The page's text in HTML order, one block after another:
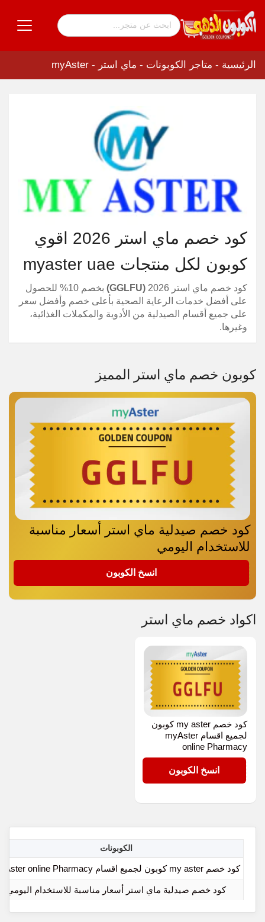
الرئيسية - متاجر الكوبونات - ماي استر - myAster
كود خصم ماي استر 2026 اقوي
كوبون لكل منتجات myaster uae
كود خصم ماي استر 2026 (GGLFU)
بخصم 10% للحصول
على أفضل خدمات الرعاية الصحية بأعلى خصم وأفضل سعر
على جميع أقسام الصيدلية من الأدوية والمكملات الغذائية،
وغيرها.
كوبون خصم ماي استر المميز
كود خصم صيدلية ماي استر أسعار مناسبة
للاستخدام اليومي
انسخ الكوبون
اكواد خصم ماي استر
كود خصم my aster كوبون
لجميع اقسام myAster
online Pharmacy
GGLFUانسخ الكوبون
الكوبونات
كود خصم my aster كوبون لجميع اقسام myAster online Pharmacy
كود خصم صيدلية ماي استر أسعار مناسبة للاستخدام اليومي